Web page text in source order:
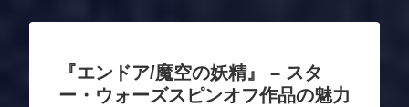
『エンドア/魔空の妖精』 – スタ
ー・ウォーズスピンオフ作品の魅力